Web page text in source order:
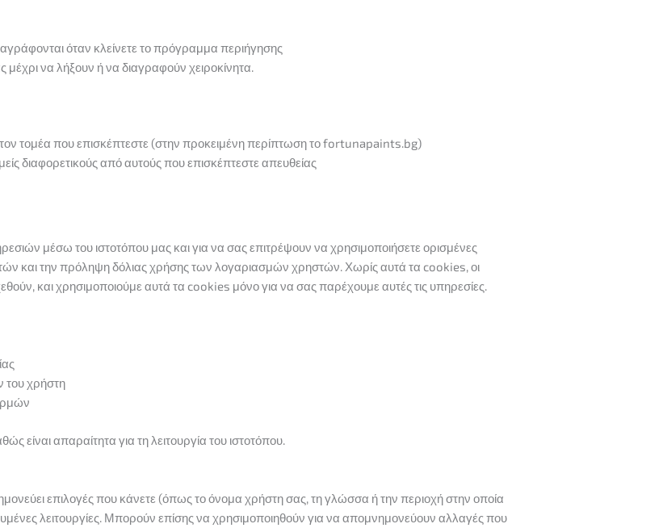
όταν κλείνετε το πρόγραμμα περιήγησης
να λήξουν ή να διαγραφούν χειροκίνητα.
τομέα που επισκέπτεστε (στην προκειμένη περίπτωση το fortunapaints.bg)
διαφορετικούς από αυτούς που επισκέπτεστε απευθείας
μέσω του ιστοτόπου μας και για να σας επιτρέψουν να χρησιμοποιήσετε ορισμένες
και την πρόληψη δόλιας χρήσης των λογαριασμών χρηστών. Χωρίς αυτά τα cookies, οι
και χρησιμοποιούμε αυτά τα cookies μόνο για να σας παρέχουμε αυτές τις υπηρεσίες.
του χρήστη
είναι απαραίτητα για τη λειτουργία του ιστοτόπου.
επιλογές που κάνετε (όπως το όνομα χρήστη σας, τη γλώσσα ή την περιοχή στην οποία
λειτουργίες. Μπορούν επίσης να χρησιμοποιηθούν για να απομνημονεύουν αλλαγές που